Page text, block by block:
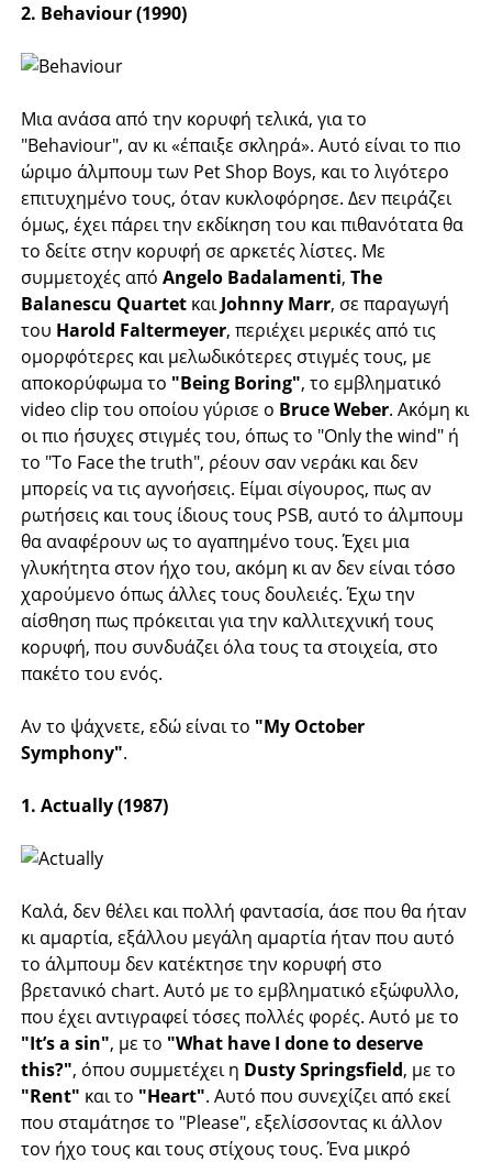
2. Behaviour (1990)
Μια ανάσα από την κορυφή τελικά, για το
"Behaviour", αν κι «έπαιξε σκληρά». Αυτό είναι το πιο
ώριμο άλμπουμ των Pet Shop Boys, και το λιγότερο
επιτυχημένο τους, όταν κυκλοφόρησε. Δεν πειράζει
όμως, έχει πάρει την εκδίκηση του και πιθανότατα θα
το δείτε στην κορυφή σε αρκετές λίστες. Με
συμμετοχές απόAngelo Badalamenti,The
Balanescu Quartet καιJohnny Marr, σε παραγωγή
του Harold Faltermeyer, περιέχει μερικές από τις
ομορφότερες και μελωδικότερες στιγμές τους, με
αποκορύφωμα το "Being Boring", το εμβληματικό
video clip του οποίου γύρισε ο Bruce Weber. Ακόμη κι
οι πιο ήσυχες στιγμές του, όπως το "Only the wind" ή
το "To Face the truth", ρέουν σαν νεράκι και δεν
μπορείς να τις αγνοήσεις. Είμαι σίγουρος, πως αν
ρωτήσεις και τους ίδιους τους PSB, αυτό το άλμπουμ
θα αναφέρουν ως το αγαπημένο τους. Έχει μια
γλυκήτητα στον ήχο του, ακόμη κι αν δεν είναι τόσο
χαρούμενο όπως άλλες τους δουλειές. Έχω την
αίσθηση πως πρόκειται για την καλλιτεχνική τους
κορυφή, που συνδυάζει όλα τους τα στοιχεία, στο
πακέτο του ενός.
Αν το ψάχνετε, εδώ είναι το "My October
Symphony".
1. Actually (1987)
Καλά, δεν θέλει και πολλή φαντασία, άσε που θα ήταν
κι αμαρτία, εξάλλου μεγάλη αμαρτία ήταν που αυτό
το άλμπουμ δεν κατέκτησε την κορυφή στο
βρετανικό chart. Αυτό με το εμβληματικό εξώφυλλο,
που έχει αντιγραφεί τόσες πολλές φορές. Αυτό με το
"It’s a sin", με το "What have I done to deserve
this?", όπου συμμετέχει η Dusty Springsfield, με το
"Rent" και το "Heart". Αυτό που συνεχίζει από εκεί
που σταμάτησε το "Please", εξελίσσοντας κι άλλον
τον ήχο τους και τους στίχους τους. Ένα μικρό